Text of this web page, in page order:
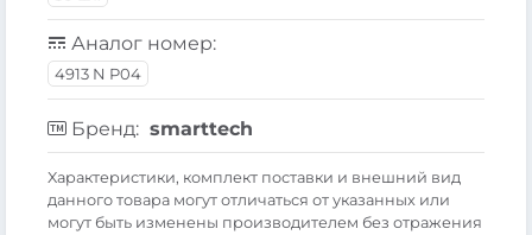
Аналог номер:
4913 N P04
Бренд: smarttech
Xарактеристики, комплект поставки и внешний вид
данного товара могут отличаться от указанных или
могут быть изменены производителем без отражения